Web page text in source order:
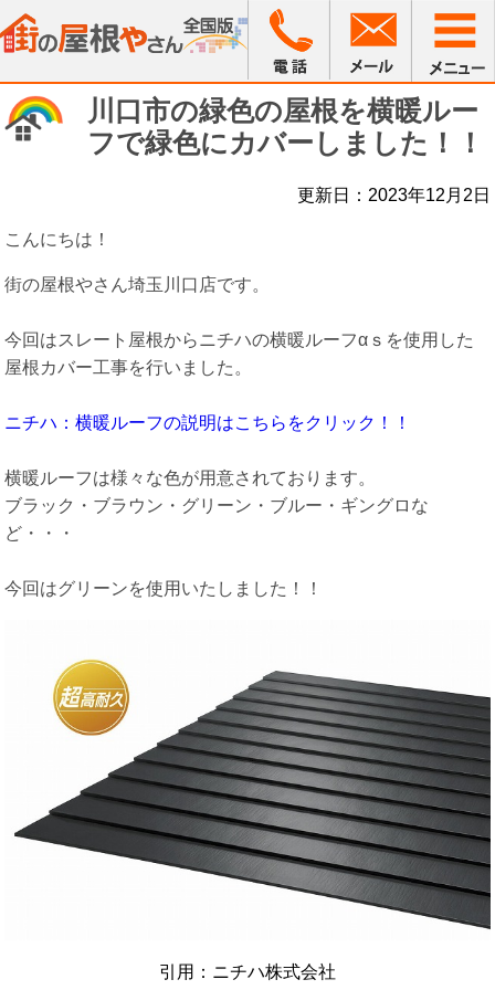
川口市の緑色の屋根を横暖ルー
フで緑色にカバーしました！！
更新日：2023年12月2日
こんにちは！
街の屋根やさん埼玉川口店です。
今回はスレート屋根からニチハの横暖ルーフαｓを使用した
屋根カバー工事を行いました。
ニチハ：横暖ルーフの説明はこちらをクリック！！
横暖ルーフは様々な色が用意されております。
ブラック・ブラウン・グリーン・ブルー・ギングロな
ど・・・
今回はグリーンを使用いたしました！！
引用：ニチハ株式会社